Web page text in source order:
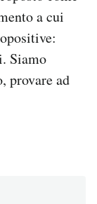
a cui
Siamo
provare ad